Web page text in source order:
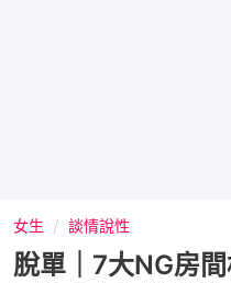
女生 談情說性
脫單｜7大NG房